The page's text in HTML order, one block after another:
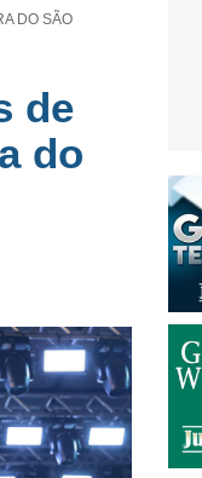
DO SÃO
de
do